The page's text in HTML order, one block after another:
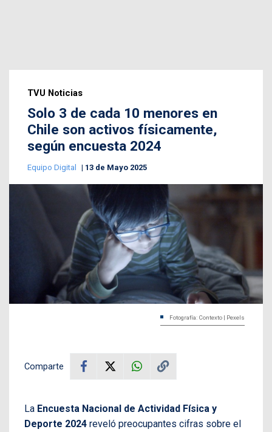
TVU Noticias
Solo 3 de cada 10 menores en
Chile son activos físicamente,
según encuesta 2024
Equipo Digital 13 de Mayo 2025
Fotografía: Contexto | Pexels
Comparte
La Encuesta Nacional de Actividad Física y
Deporte 2024 reveló preocupantes cifras sobre el